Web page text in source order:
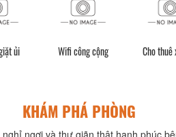
ủi Wifi công cộng Cho thuê
KHÁM PHÁ PHÒNG
ngơi và thư giãn thật hạnh phúc